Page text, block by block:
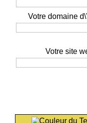
Votre domaine
Votre site